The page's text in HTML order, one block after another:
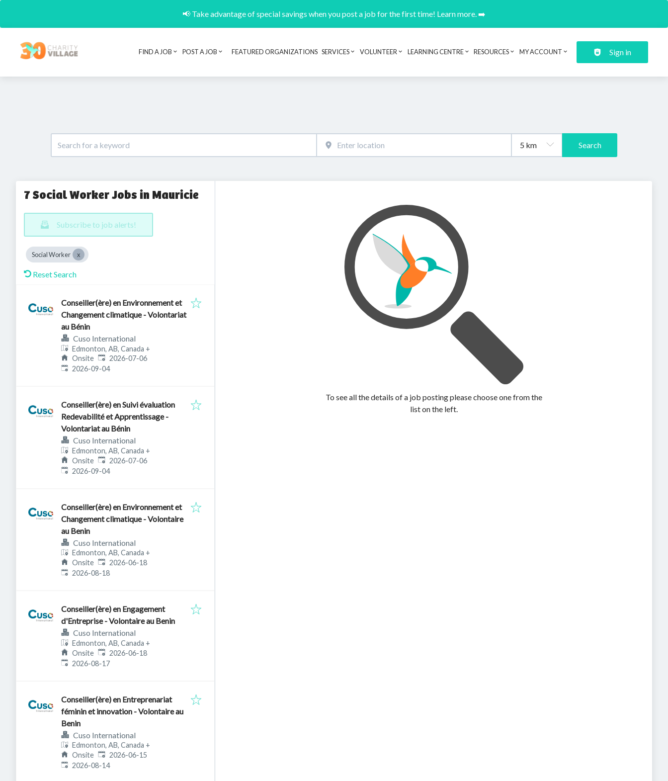
📢 Take advantage of special savings when you post a job for the first time! Learn more. ➡️
Header navigation
FIND A JOB POST A JOB FEATURED ORGANIZATIONS SERVICES VOLUNTEER LEARNING CENTRE RESOURCES MY ACCOUNT Sign in
Search
7 Social Worker Jobs in Mauricie
Subscribe to job alerts!
Social Worker
Reset Search
Conseiller(ère) en Environnement et
Changement climatique - Volontariat
au Bénin
Cuso International
Edmonton, AB, Canada +
Onsite Published:
2026-07-06
Expires:
2026-09-04
Conseiller(ère) en Suivi évaluation
Redevabilité et Apprentissage -
Volontariat au Bénin
Cuso International
Edmonton, AB, Canada +
Onsite Published:
2026-07-06
Expires:
2026-09-04
Conseiller(ère) en Environnement et
Changement climatique - Volontaire
au Benin
Cuso International
Edmonton, AB, Canada +
Onsite Published:
2026-06-18
Expires:
2026-08-18
Conseiller(ère) en Engagement
d'Entreprise - Volontaire au Benin
Cuso International
Edmonton, AB, Canada +
Onsite Published:
2026-06-18
Expires:
2026-08-17
Conseiller(ère) en Entreprenariat
féminin et innovation - Volontaire au
Benin
Cuso International
Edmonton, AB, Canada +
Onsite Published:
2026-06-15
Expires:
2026-08-14
To see all the details of a job posting please choose one from the
list on the left.